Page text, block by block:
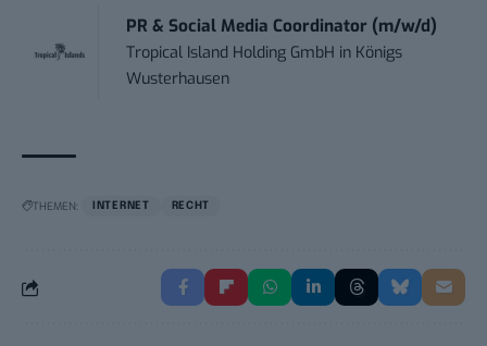
PR & Social Media Coordinator (m/w/d)
Tropical Island Holding GmbH in Königs
Wusterhausen
THEMEN: INTERNET RECHT